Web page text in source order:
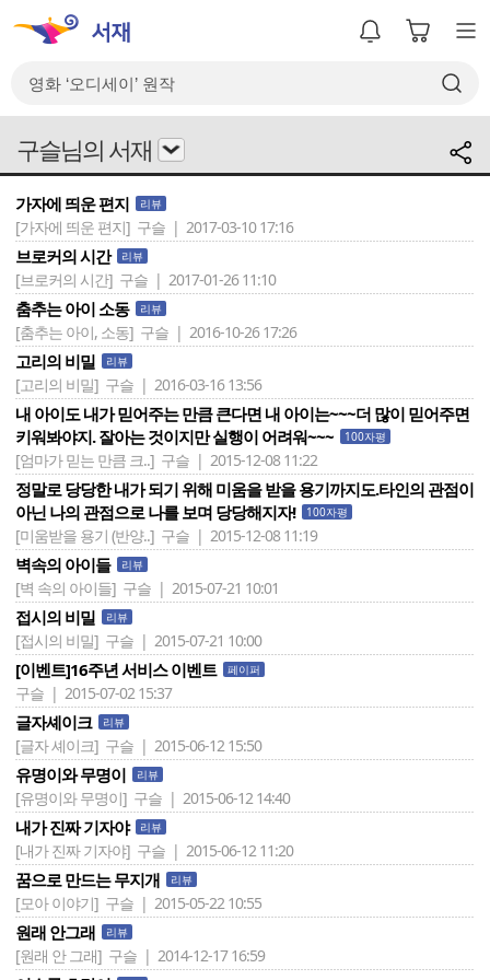
구슬님의 서재
가자에 띄운 편지 리뷰
[가자에 띄운 편지] 구슬 | 2017-03-10 17:16
브로커의 시간 리뷰
[브로커의 시간] 구슬 | 2017-01-26 11:10
춤추는 아이 소동 리뷰
[춤추는 아이, 소동] 구슬 | 2016-10-26 17:26
고리의 비밀 리뷰
[고리의 비밀] 구슬 | 2016-03-16 13:56
내 아이도 내가 믿어주는 만큼 큰다면 내 아이는~~~더 많이 믿어주면
키워봐야지. 잘아는 것이지만 실행이 어려워~~~
100자평
[엄마가 믿는 만큼 크..] 구슬 | 2015-12-08 11:22
정말로 당당한 내가 되기 위해 미움을 받을 용기까지도.타인의 관점이
아닌 나의 관점으로 나를 보며 당당해지자!
100자평
[미움받을 용기 (반양..] 구슬 | 2015-12-08 11:19
벽속의 아이들 리뷰
[벽 속의 아이들] 구슬 | 2015-07-21 10:01
접시의 비밀 리뷰
[접시의 비밀] 구슬 | 2015-07-21 10:00
[이벤트]16주년 서비스 이벤트 페이퍼
구슬 | 2015-07-02 15:37
글자셰이크 리뷰
[글자 셰이크] 구슬 | 2015-06-12 15:50
유명이와 무명이 리뷰
[유명이와 무명이] 구슬 | 2015-06-12 14:40
내가 진짜 기자야 리뷰
[내가 진짜 기자야] 구슬 | 2015-06-12 11:20
꿈으로 만드는 무지개 리뷰
[모아 이야기] 구슬 | 2015-05-22 10:55
원래 안그래 리뷰
[원래 안 그래] 구슬 | 2014-12-17 16:59